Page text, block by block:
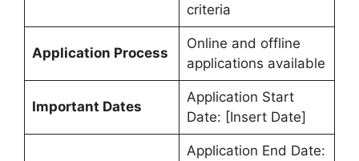
criteria
Application Process
Online and offline
applications available
Important Dates
Application Start
Date: [Insert Date]
Application End Date: